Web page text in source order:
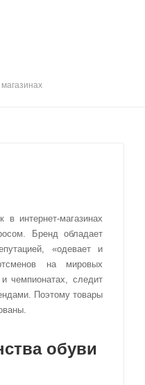
в интернет-магазинах
Бренд обладает
«одевает и
на мировых
чемпионатах, следит
Поэтому товары
обуви